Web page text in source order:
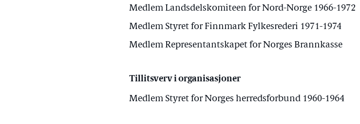
Medlem Landsdelskomiteen for Nord-Norge 1966-1972
Medlem Styret for Finnmark Fylkesrederi 1971-1974
Medlem Representantskapet for Norges Brannkasse
Tillitsverv i organisasjoner
Medlem Styret for Norges herredsforbund 1960-1964